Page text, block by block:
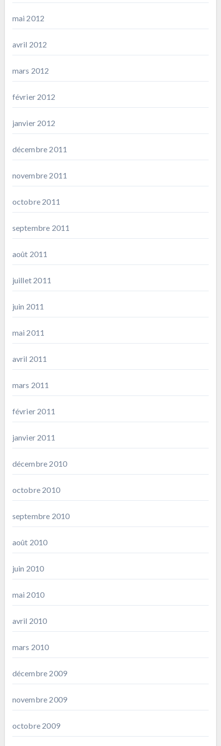
mai 2012
avril 2012
mars 2012
février 2012
janvier 2012
décembre 2011
novembre 2011
octobre 2011
septembre 2011
août 2011
juillet 2011
juin 2011
mai 2011
avril 2011
mars 2011
février 2011
janvier 2011
décembre 2010
octobre 2010
septembre 2010
août 2010
juin 2010
mai 2010
avril 2010
mars 2010
décembre 2009
novembre 2009
octobre 2009